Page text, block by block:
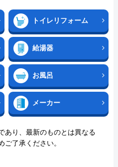
トイレリフォーム
給湯器
お風呂
メーカー
あり、最新のものとは異なる
ご了承ください。